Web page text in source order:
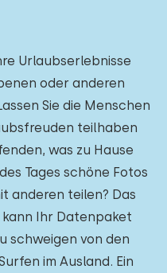
Urlaubserlebnisse
oder anderen
Sie die Menschen
teilhaben
was zu Hause
Tages schöne Fotos
anderen teilen? Das
Ihr Datenpaket
schweigen von den
im Ausland. Ein